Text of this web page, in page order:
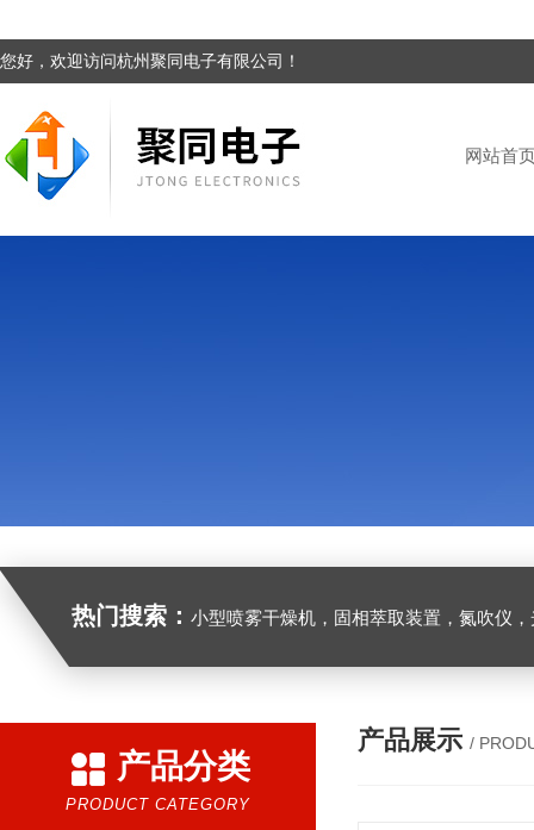
您好，欢迎访问杭州聚同电子有限公司！
网站首
热门搜索： 小型喷雾干燥机，固相萃取装置，氮吹仪，光化学反应仪，低温恒温槽，超声波细胞
产品分类
PRODUCT CATEGORY
产品展示 /